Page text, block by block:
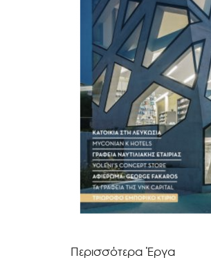
Inherent
Περισσότερα Έργα